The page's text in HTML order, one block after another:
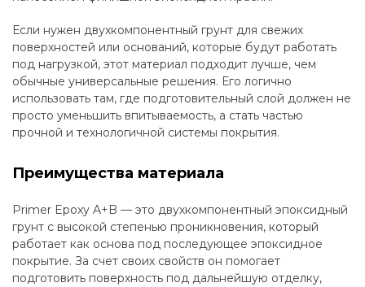
Если нужен двухкомпонентный грунт для свежих
поверхностей или оснований, которые будут работать
под нагрузкой, этот материал подходит лучше, чем
обычные универсальные решения. Его логично
использовать там, где подготовительный слой должен не
просто уменьшить впитываемость, а стать частью
прочной и технологичной системы покрытия.
Преимущества материала
Primer Epoxy A+B — это двухкомпонентный эпоксидный
грунт с высокой степенью проникновения, который
работает как основа под последующее эпоксидное
покрытие. За счет своих свойств он помогает
подготовить поверхность под дальнейшую отделку,